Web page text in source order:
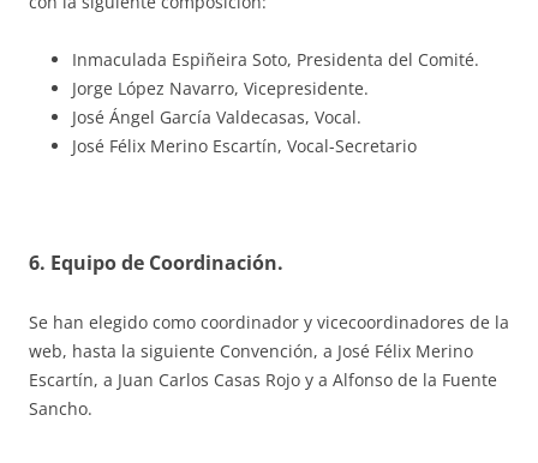
Inmaculada Espiñeira Soto, Presidenta del Comité.
Jorge López Navarro, Vicepresidente.
José Ángel García Valdecasas, Vocal.
José Félix Merino Escartín, Vocal-Secretario
6. Equipo de Coordinación.
Se han elegido como coordinador y vicecoordinadores de la
web, hasta la siguiente Convención, a José Félix Merino
Escartín, a Juan Carlos Casas Rojo y a Alfonso de la Fuente
Sancho.